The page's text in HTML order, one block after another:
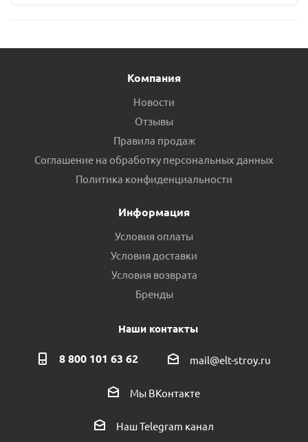
Компания
Новости
Отзывы
Правила продаж
Соглашение на обработку персональных данных
Политика конфиденциальности
Информация
Условия оплаты
Условия доставки
Условия возврата
Бренды
Наши контакты
8 800 101 63 62 mail@elt-stroy.ru
Мы ВКонтакте
Наш Telegram канал